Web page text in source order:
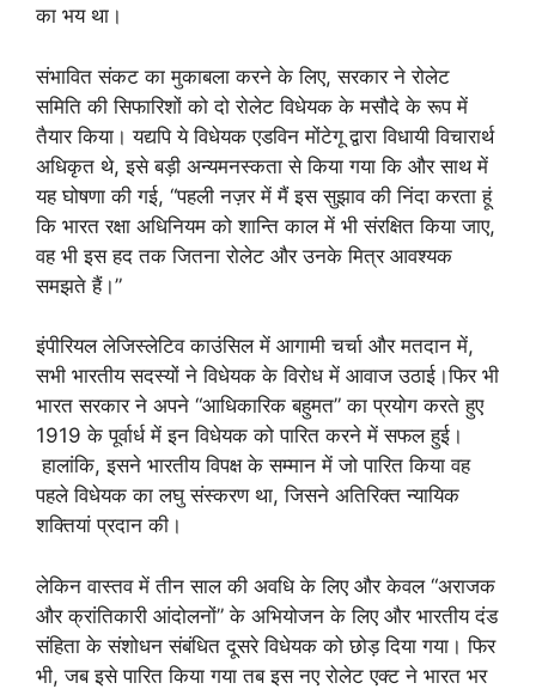
का भय था।
संभावित संकट का मुकाबला करने के लिए, सरकार ने रोलेट
समिति की सिफारिशों को दो रोलेट विधेयक के मसौदे के रूप में
तैयार किया। यद्यपि ये विधेयक एडविन मोंटेगू द्वारा विधायी विचारार्थ
अधिकृत थे, इसे बड़ी अन्यमनस्कता से किया गया कि और साथ में
यह घोषणा की गई, “पहली नज़र में मैं इस सुझाव की निंदा करता हूं
कि भारत रक्षा अधिनियम को शान्ति काल में भी संरक्षित किया जाए,
वह भी इस हद तक जितना रोलेट और उनके मित्र आवश्यक
समझते हैं।”
इंपीरियल लेजिस्लेटिव काउंसिल में आगामी चर्चा और मतदान में,
सभी भारतीय सदस्यों ने विधेयक के विरोध में आवाज उठाई।फिर भी
भारत सरकार ने अपने “आधिकारिक बहुमत” का प्रयोग करते हुए
1919 के पूर्वार्ध में इन विधेयक को पारित करने में सफल हुई।
हालांकि, इसने भारतीय विपक्ष के सम्मान में जो पारित किया वह
पहले विधेयक का लघु संस्करण था, जिसने अतिरिक्त न्यायिक
शक्तियां प्रदान की।
लेकिन वास्तव में तीन साल की अवधि के लिए और केवल “अराजक
और क्रांतिकारी आंदोलनों” के अभियोजन के लिए और भारतीय दंड
संहिता के संशोधन संबंधित दूसरे विधेयक को छोड़ दिया गया। फिर
भी, जब इसे पारित किया गया तब इस नए रोलेट एक्ट ने भारत भर